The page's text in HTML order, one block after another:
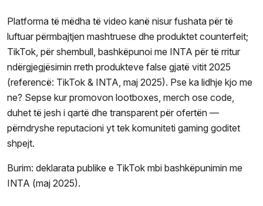
Platforma të mëdha të video kanë nisur fushata për të
luftuar përmbajtjen mashtruese dhe produktet counterfeit;
TikTok, për shembull, bashkëpunoi me INTA për të rritur
ndërgjegjësimin rreth produkteve false gjatë vitit 2025
(referencë: TikTok & INTA, maj 2025). Pse ka lidhje kjo me
ne? Sepse kur promovon lootboxes, merch ose code,
duhet të jesh i qartë dhe transparent për ofertën —
përndryshe reputacioni yt tek komuniteti gaming goditet
shpejt.
Burim: deklarata publike e TikTok mbi bashkëpunimin me
INTA (maj 2025).